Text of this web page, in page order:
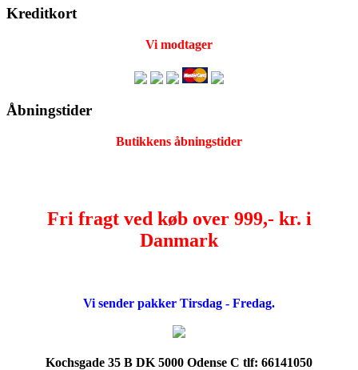
Kreditkort
Vi modtager
Åbningstider
Butikkens åbningstider
Fri fragt ved køb over 999,- kr. i
Danmark
Vi sender pakker Tirsdag - Fredag.
Kochsgade 35 B DK 5000 Odense C tlf: 66141050